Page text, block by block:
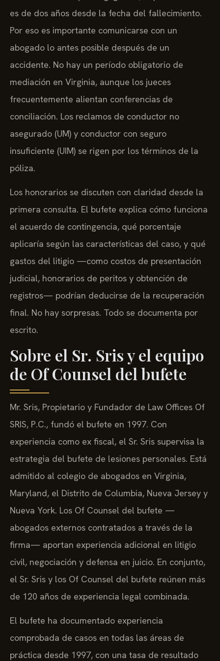
casos de muerte por negligencia, el plazo también
es de dos años desde la fecha del fallecimiento.
Por eso es importante comunicarse con un
abogado lo antes posible después de un
accidente. No hay un período obligatorio de
mediación en Virginia, aunque los jueces
frecuentemente alientan conferencias de
conciliación. Los reclamos de conductor no
asegurado (UM) y conductor con seguro
insuficiente (UIM) se rigen por los términos de la
póliza.
Los honorarios se discuten con claridad desde la
primera consulta. El bufete explica cómo funciona
el acuerdo de contingencia, qué porcentaje
aplicaría según las características del caso, y qué
gastos del litigio —como costos de presentación
judicial, honorarios de peritos y obtención de
registros— podrían deducirse de la recuperación
final. No hay sorpresas. Todo se documenta por
escrito.
Sobre el Sr. Sris y el equipo
de Of Counsel del bufete
Mr. Sris, Propietario y Fundador de Law Offices Of
SRIS, P.C., fundó el bufete en 1997. Con
experiencia como ex fiscal, el Sr. Sris supervisa la
estrategia del bufete de lesiones personales. Está
admitido al colegio de abogados en Virginia,
Maryland, el Distrito de Columbia, Nueva Jersey y
Nueva York. Los Of Counsel del bufete —
abogados externos contratados a través de la
firma— aportan experiencia adicional en litigio
civil, negociación y defensa en juicio. En conjunto,
el Sr. Sris y los Of Counsel del bufete reúnen más
de 120 años de experiencia legal combinada.
El bufete ha documentado experiencia
comprobada de casos en todas las áreas de